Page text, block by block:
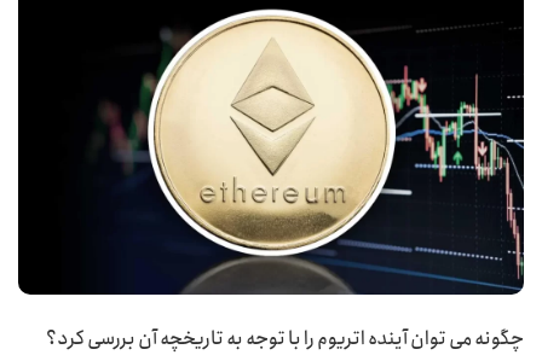
چگونه می توان آینده اتریوم را با توجه به تاریخچه آن بررسی کرد؟